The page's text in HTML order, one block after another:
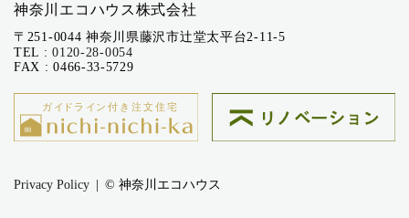
神奈川エコハウス株式会社
〒251-0044 神奈川県藤沢市辻堂太平台2-11-5
TEL :0120-28-0054
FAX : 0466-33-5729
Privacy Policy © 神奈川エコハウス